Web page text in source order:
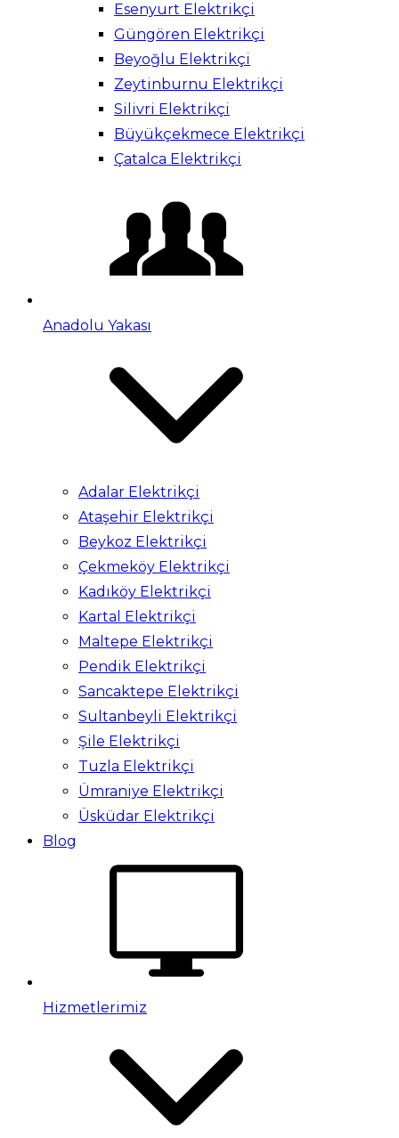
Esenyurt Elektrikçi
Güngören Elektrikçi
Beyoğlu Elektrikçi
Zeytinburnu Elektrikçi
Silivri Elektrikçi
Büyükçekmece Elektrikçi
Çatalca Elektrikçi
Anadolu Yakası
Adalar Elektrikçi
Ataşehir Elektrikçi
Beykoz Elektrikçi
Çekmeköy Elektrikçi
Kadıköy Elektrikçi
Kartal Elektrikçi
Maltepe Elektrikçi
Pendik Elektrikçi
Sancaktepe Elektrikçi
Sultanbeyli Elektrikçi
Şile Elektrikçi
Tuzla Elektrikçi
Ümraniye Elektrikçi
Üsküdar Elektrikçi
Blog
Hizmetlerimiz